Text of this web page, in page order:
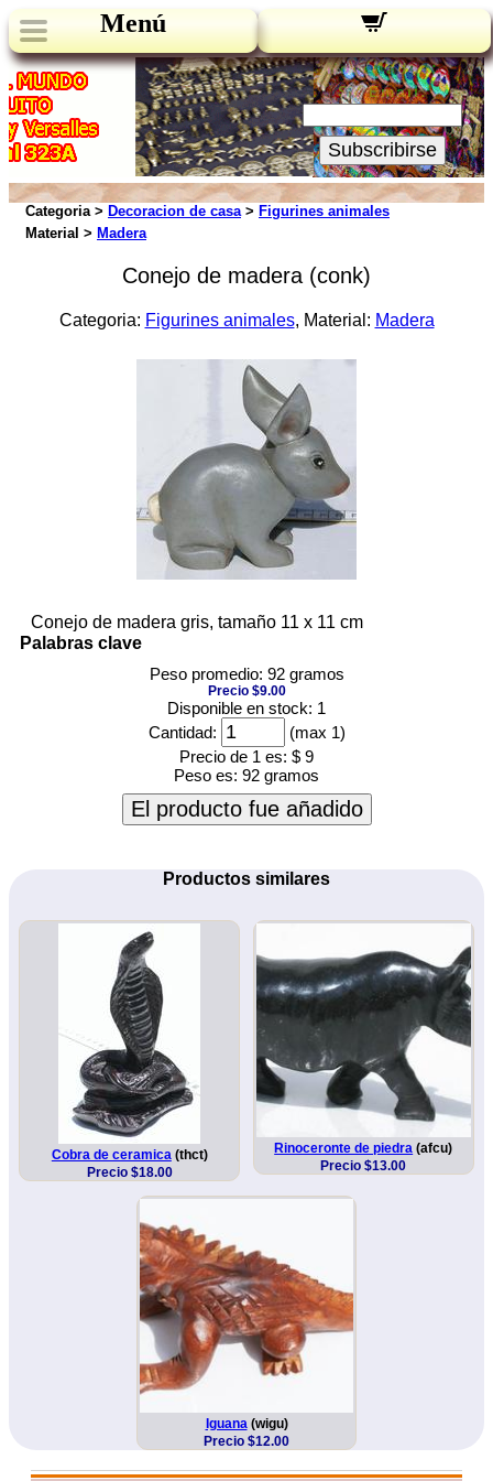
Menú
Novedades:
Su Email:
Subscribirse
Categoria > Decoracion de casa> Figurines animales
Material > Madera
Conejo de madera (conk)
Categoria: Figurines animales, Material: Madera
Conejo de madera gris, tamaño 11 x 11 cm
Palabras clave
Peso promedio: 92 gramos
Precio $9.00
Disponible en stock: 1
Cantidad:
(max 1)
Precio de 1 es: $ 9
Peso es: 92 gramos
El producto fue añadido
Productos similares
Cobra de ceramica (thct)
Precio $18.00
Rinoceronte de piedra (afcu)
Precio $13.00
Iguana(wigu)
Precio $12.00